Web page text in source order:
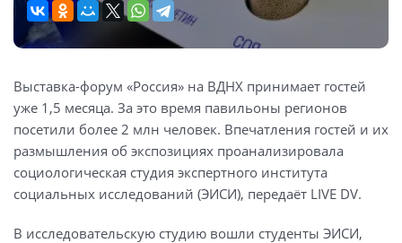
Выставка-форум «Россия» на ВДНХ принимает гостей
уже 1,5 месяца. За это время павильоны регионов
посетили более 2 млн человек. Впечатления гостей и их
размышления об экспозициях проанализировала
социологическая студия экспертного института
социальных исследований (ЭИСИ), передаёт LIVE DV.
В исследовательскую студию вошли студенты ЭИСИ,